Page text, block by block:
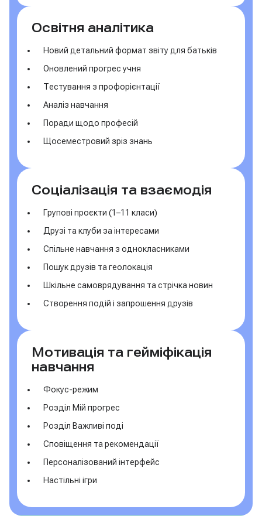
Освітня аналітика
Новий детальний формат звіту для батьків
Оновлений прогрес учня
Тестування з профорієнтації
Аналіз навчання
Поради щодо професій
Щосеместровий зріз знань
Соціалізація та взаємодія
Групові проєкти (1–11 класи)
Друзі та клуби за інтересами
Спільне навчання з однокласниками
Пошук друзів та геолокація
Шкільне самоврядування та стрічка новин
Створення подій і запрошення друзів
Мотивація та гейміфікація
навчання
Фокус-режим
Розділ Мій прогрес
Розділ Важливі поді
Сповіщення та рекомендації
Персоналізований інтерфейс
Настільні ігри